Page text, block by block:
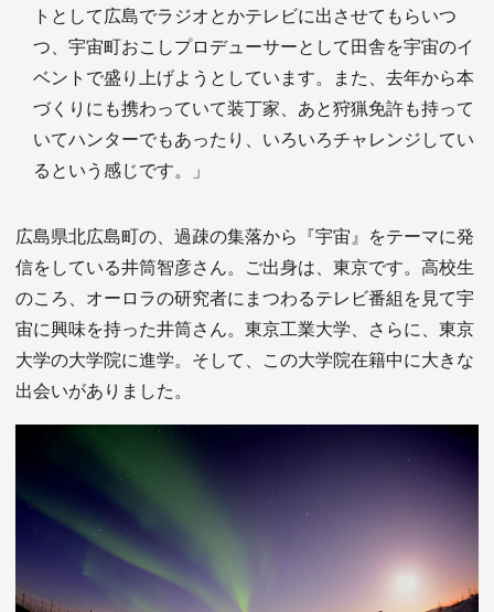
トとして広島でラジオとかテレビに出させてもらいつ
つ、宇宙町おこしプロデューサーとして田舎を宇宙のイ
ベントで盛り上げようとしています。また、去年から本
づくりにも携わっていて装丁家、あと狩猟免許も持って
いてハンターでもあったり、いろいろチャレンジしてい
るという感じです。」
広島県北広島町の、過疎の集落から『宇宙』をテーマに発
信をしている井筒智彦さん。ご出身は、東京です。高校生
のころ、オーロラの研究者にまつわるテレビ番組を見て宇
宙に興味を持った井筒さん。東京工業大学、さらに、東京
大学の大学院に進学。そして、この大学院在籍中に大きな
出会いがありました。